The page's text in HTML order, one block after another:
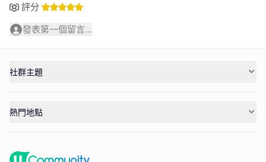
評分
發表第一個留言...
社群主題
熱門地點